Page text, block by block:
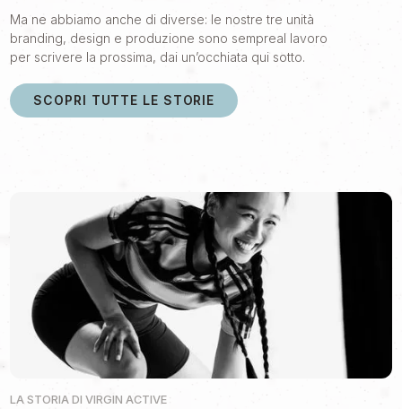
Ma ne abbiamo anche di diverse: le nostre tre unità
branding, design e produzione sono sempreal lavoro
per scrivere la prossima, dai un’occhiata qui sotto.
SCOPRI TUTTE LE STORIE
LA STORIA DIVIRGIN ACTIVE